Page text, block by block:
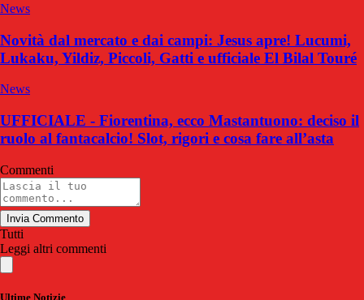
News
Novità dal mercato e dai campi: Jesus apre! Lucumi,
Lukaku, Yildiz, Piccoli, Gatti e ufficiale El Bilal Touré
News
UFFICIALE - Fiorentina, ecco Mastantuono: deciso il
ruolo al fantacalcio! Slot, rigori e cosa fare all’asta
Commenti
Invia Commento
Tutti
Leggi altri commenti
Ultime Notizie